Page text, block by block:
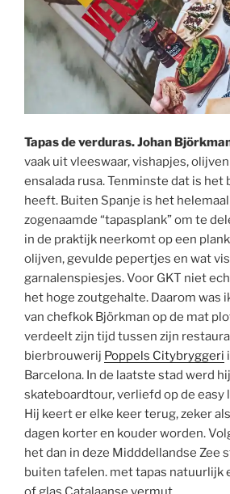
Tapas de verduras. Johan
vaak uit vleeswaar, vishapjes,
ensalada rusa. Tenminste dat is het
heeft. Buiten Spanje is het
zogenaamde “tapasplank” om te
in de praktijk neerkomt op een
olijven, gevulde pepertjes en wat
garnalenspiesjes. Voor GKT niet
het hoge zoutgehalte. Daarom was
van chefkok Björkman op de mat
verdeelt zijn tijd tussen zijn
bierbrouwerij Poppels Citybryggeri
Barcelona. In de laatste stad werd
skateboardtour, verliefd op de easy
Hij keert er elke keer terug, zeker
dagen korter en kouder worden.
het dan in deze Midddellandse Zee
buiten tafelen. met tapas natuurlijk